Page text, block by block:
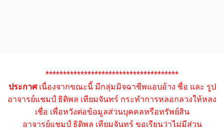
**************************************
ประกาศเนื่องจากขณะนี้ มีกลุ่มมิจฉาชีพแอบอ้าง ชื่อ และ รูป
อาจารย์แชมป์ ธิติพล เทียมจันทร์ กระทำการหลอกลวงให้หลง
เชื่อ เพื่อหวังต่อข้อมูลส่วนบุคคลหรือทรัพย์สิน
อาจารย์แชมป์ ธิติพล เทียมจันทร์ ขอเรียนว่าไม่มีส่วน